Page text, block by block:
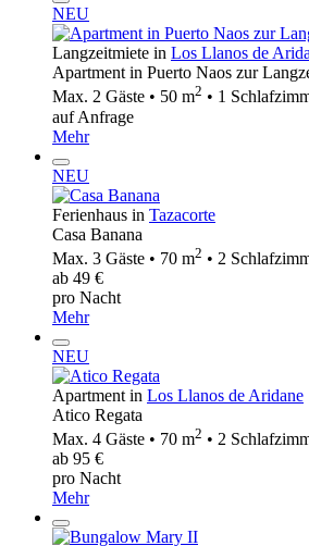
NEU
Langzeitmiete in Los Llanos de
Apartment in Puerto Naos zur
Max. 2 Gäste • 50 m2 • 1
auf Anfrage
Mehr
NEU
Ferienhaus in Tazacorte
Casa Banana
Max. 3 Gäste • 70 m2 • 2
ab 49 €
pro Nacht
Mehr
NEU
Apartment in Los Llanos de Aridane
Atico Regata
Max. 4 Gäste • 70 m2 • 2
ab 95 €
pro Nacht
Mehr